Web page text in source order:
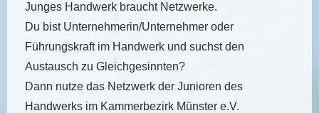
Junges Handwerk braucht Netzwerke.
Du bist Unternehmerin/Unternehmer oder
Führungskraft im Handwerk und suchst den
Austausch zu Gleichgesinnten?
Dann nutze das Netzwerk der Junioren des
Handwerks im Kammerbezirk Münster e.V.